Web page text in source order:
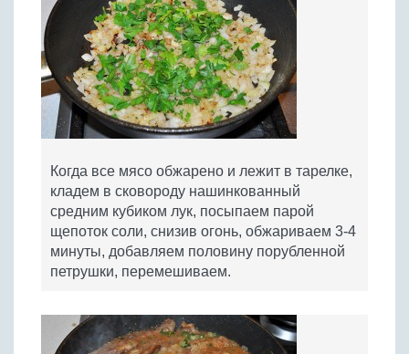
Когда все мясо обжарено и лежит в тарелке,
кладем в сковороду нашинкованный
средним кубиком лук, посыпаем парой
щепоток соли, снизив огонь, обжариваем 3-4
минуты, добавляем половину порубленной
петрушки, перемешиваем.